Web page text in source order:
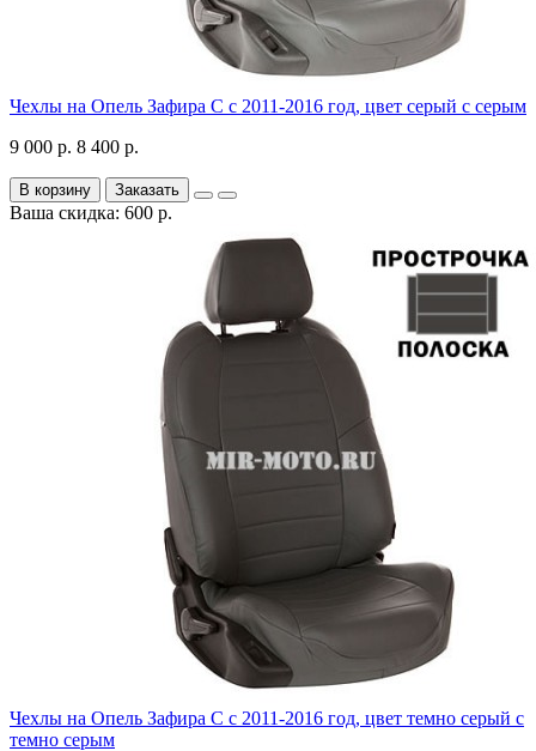
Чехлы на Опель Зафира С с 2011-2016 год, цвет серый с серым
9 000 р. 8 400 р.
В корзину Заказать
Ваша скидка: 600 р.
Чехлы на Опель Зафира С с 2011-2016 год, цвет темно серый с
темно серым